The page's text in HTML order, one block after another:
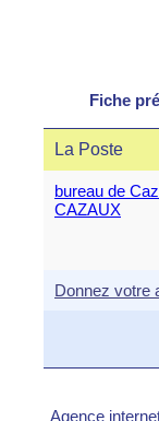
Fiche
La Poste
bureau de
CAZAUX
Donnez votre
Agence